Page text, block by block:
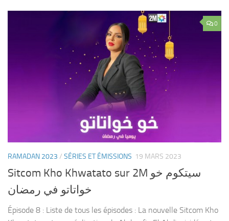
0
RAMADAN 2023 / SÉRIES ET ÉMISSIONS 19 MARS 2023
Sitcom Kho Khwatato sur 2M سيتكوم خو
خواتاتو في رمضان
Épisode 8 : Liste de tous les épisodes : La nouvelle Sitcom Kho